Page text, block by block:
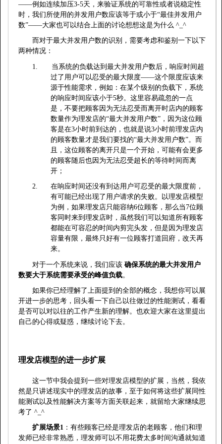
——例如连续加压3-5天，来验证系统的可靠性或者说稳定性
时，我们所使用的并发用户数应该等于或小于“最佳并发用户
数”——大家也可以结合上面的讨论想想这是为什么 ^_^
而对于最大并发用户数的识别，需要考虑和鉴别一下以下
两种情况：
1.
当系统的负载达到最大并发用户数后，响应时间超
过了用户可以忍受的最大限度——这个限度应该来
源于性能需求，例如：在某个级别的负载下，系统
的响应时间应该小于5秒。这里容易疏忽的一点
是，不要把顾客因为无法忍受而离开时店内的顾客
数量作为理发店的“最大并发用户数”，因为这位顾
客是在3小时前到达的，也就是说3小时前理发店内
的顾客数量才是我们要找的“最大并发用户数”。而
且，这位顾客的离开只是一个开始，可能有会更多
的顾客随后也因为无法忍受超长的等待时间而离
开；
2.
在响应时间还没有到达用户可忍受的最大限度前，
有可能已经出现了用户请求的失败。以理发店模型
为例，如果理发店只能容纳6位顾客，那么当 7位顾
客同时来到理发店时，虽然我们可以知道所有顾客
都能在可容忍的时间内剪完头发，但是因为理发店
容量有限，最终只好有一位顾客打道回府，改天再
来。
对于一个系统来说，我们应该 确保系统的最大并发用户
数要大于系统需要承受的峰值负载。
如果你已经理解了上面提到的全部的概念，我想你可以展
开进一步的思考，回头看一下自己以往做过的性能测试，看看
是否可以对以往的工作产生新的理解。也欢迎大家在这里提出
自己的心得或疑惑，继续讨论下去。
理发店模型的进一步扩展
这一节中我会提到一些对理发店模型的扩展，当然，我依
然是只讲述现实中的理发店的故事，至于如何将这些扩展同性
能测试以及性能解决方案等方面关联起来，就留给大家继续思
考了 ^_^
扩展场景1 ：有些顾客已经是理发店的老顾客，他们和理
发师已经非常熟悉，理发师可以不用花费太多时间沟通就知道